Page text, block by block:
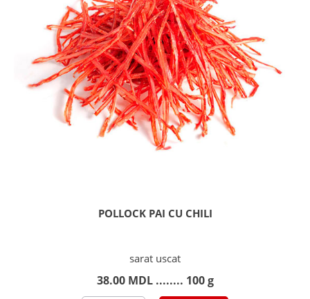
POLLOCK PAI CU CHILI
sarat uscat
38.00 MDL ........ 100 g